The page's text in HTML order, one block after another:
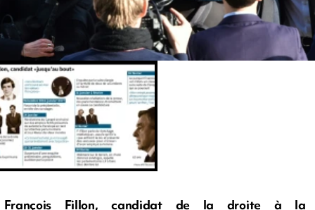
François Fillon, candidat de la droite à la